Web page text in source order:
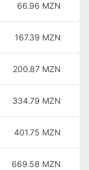
66.96 MZN
167.39 MZN
200.87 MZN
334.79 MZN
401.75 MZN
669.58 MZN